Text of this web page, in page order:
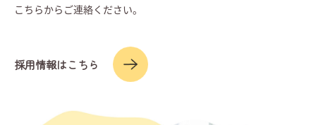
こちらからご連絡ください。
採用情報はこちら